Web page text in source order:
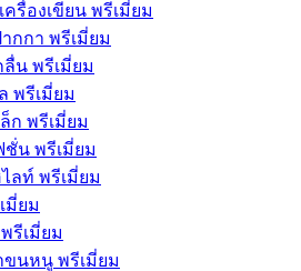
รื่องเขียน พรีเมี่ยม
กกา พรีเมี่ยม
น พรีเมี่ยม
พรีเมี่ยม
ก พรีเมี่ยม
น พรีเมี่ยม
ลท์ พรีเมี่ยม
มี่ยม
รีเมี่ยม
นหนู พรีเมี่ยม